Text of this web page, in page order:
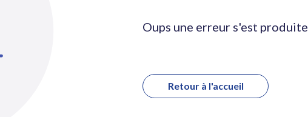
Oups une erreur s'est produite
Retour à l'accueil